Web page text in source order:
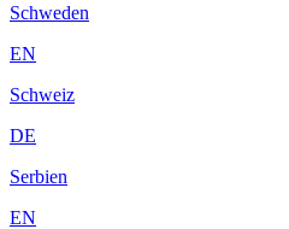
Schweden
EN
Schweiz
DE
Serbien
EN